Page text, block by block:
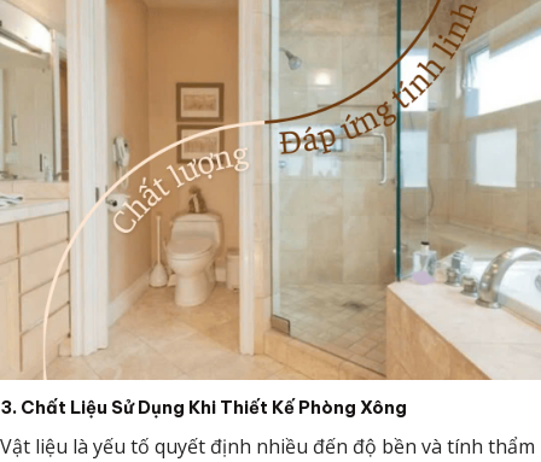
3. Chất Liệu Sử Dụng Khi Thiết Kế Phòng Xông
Vật liệu là yếu tố quyết định nhiều đến độ bền và tính thẩm